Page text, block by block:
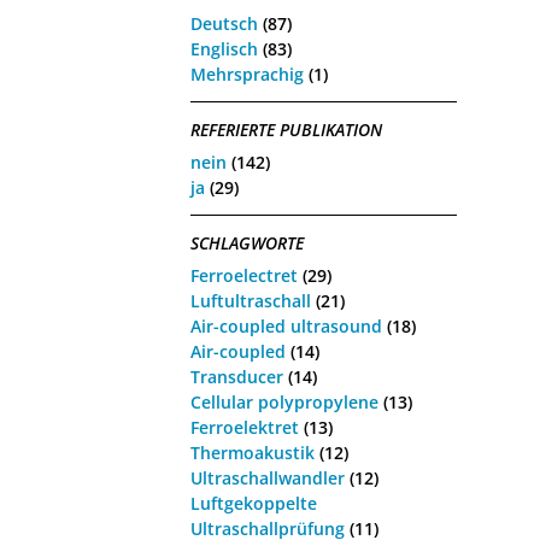
Deutsch (87)
Englisch (83)
Mehrsprachig (1)
REFERIERTE PUBLIKATION
nein (142)
ja (29)
SCHLAGWORTE
Ferroelectret (29)
Luftultraschall (21)
Air-coupled ultrasound (18)
Air-coupled (14)
Transducer (14)
Cellular polypropylene (13)
Ferroelektret (13)
Thermoakustik (12)
Ultraschallwandler (12)
Luftgekoppelte
Ultraschallprüfung (11)